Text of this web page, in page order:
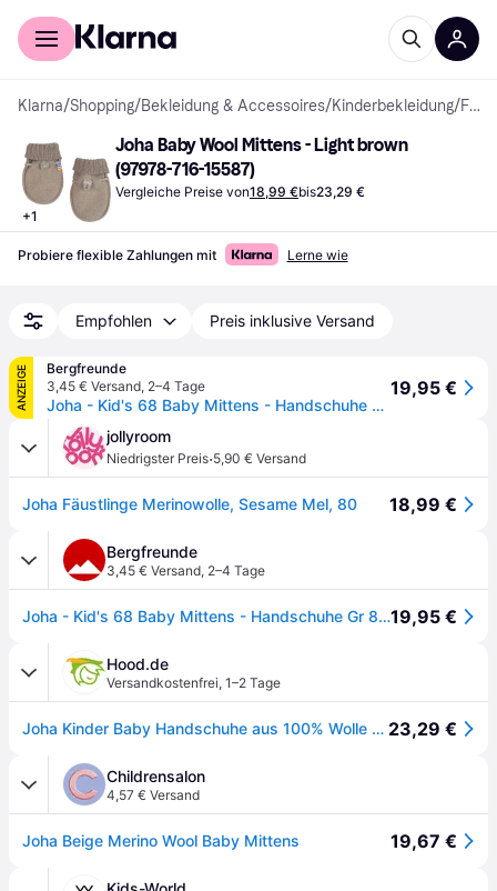
Für Shopper
Klarna/Shopping/Bekleidung & Accessoires/Kinderbekleidung/ Fäustlinge
+1
Joha Baby Wool Mittens - Light brown
(97978-716-15587)
Vergleiche Preise von18,99 €bis23,29 €
Probiere flexible Zahlungen mit Lerne wie
Empfohlen Preis inklusive Versand
ANZEIGE
Bergfreunde
3,45 € Versand, 2–4 Tage
Joha - Kid's 68 Baby Mittens - Handschuhe Gr 80 grau
19,95 €
jollyroom
Niedrigster Preis·5,90 € Versand
Joha Fäustlinge Merinowolle, Sesame Mel, 80 18,99 €
Bergfreunde
3,45 € Versand, 2–4 Tage
Joha - Kid's 68 Baby Mittens - Handschuhe Gr 80 grau19,95 €
Hood.de
Versandkostenfrei, 1–2 Tage
Joha Kinder Baby Handschuhe aus 100% Wolle Sesame Melange 23,29 €
Childrensalon
4,57 € Versand
Joha Beige Merino Wool Baby Mittens 19,67 €